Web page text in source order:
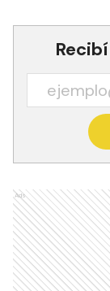
Ads